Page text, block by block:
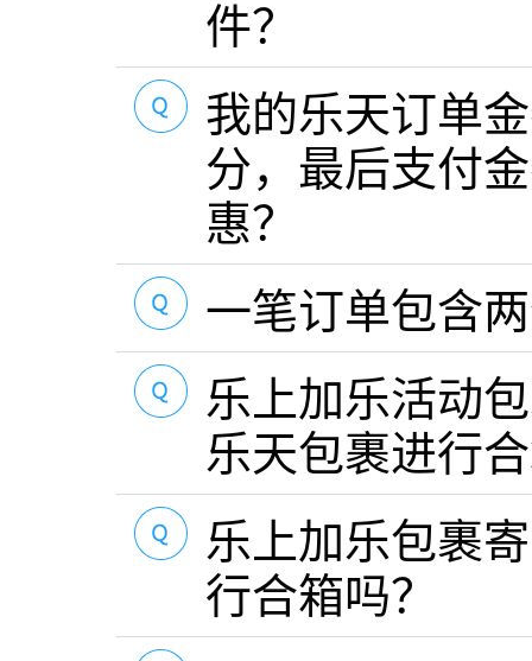
件？
我的乐天订单
分，最后支付
惠？
一笔订单包含
乐上加乐活动
乐天包裹进行
乐上加乐包裹
行合箱吗？